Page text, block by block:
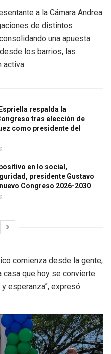
a la Cámara Andrea
de distintos
una apuesta
los barrios, las
activa.
respalda la
tras elección de
como presidente del
en lo social,
presidente Gustavo
Congreso 2026-2030
comienza desde la gente,
casa que hoy se convierte
esperanza”, expresó